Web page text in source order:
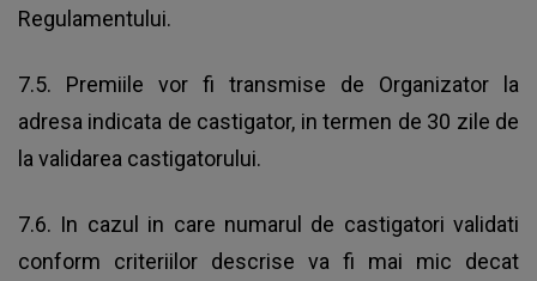
Regulamentului.
7.5. Premiile vor fi transmise de Organizator la
adresa indicata de castigator, in termen de 30 zile de
la validarea castigatorului.
7.6. In cazul in care numarul de castigatori validati
conform criteriilor descrise va fi mai mic decat